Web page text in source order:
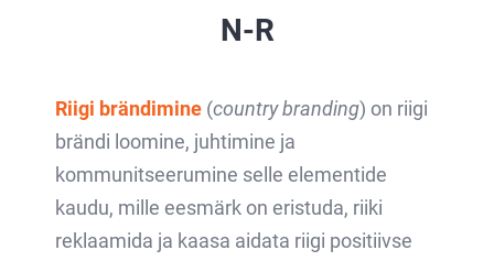
N-R
Riigi brändimine (country branding) on riigi
brändi loomine, juhtimine ja
kommunitseerumine selle elementide
kaudu, mille eesmärk on eristuda, riiki
reklaamida ja kaasa aidata riigi positiivse